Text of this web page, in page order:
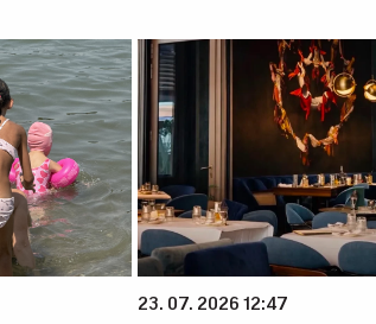
23. 07. 2026 12:47